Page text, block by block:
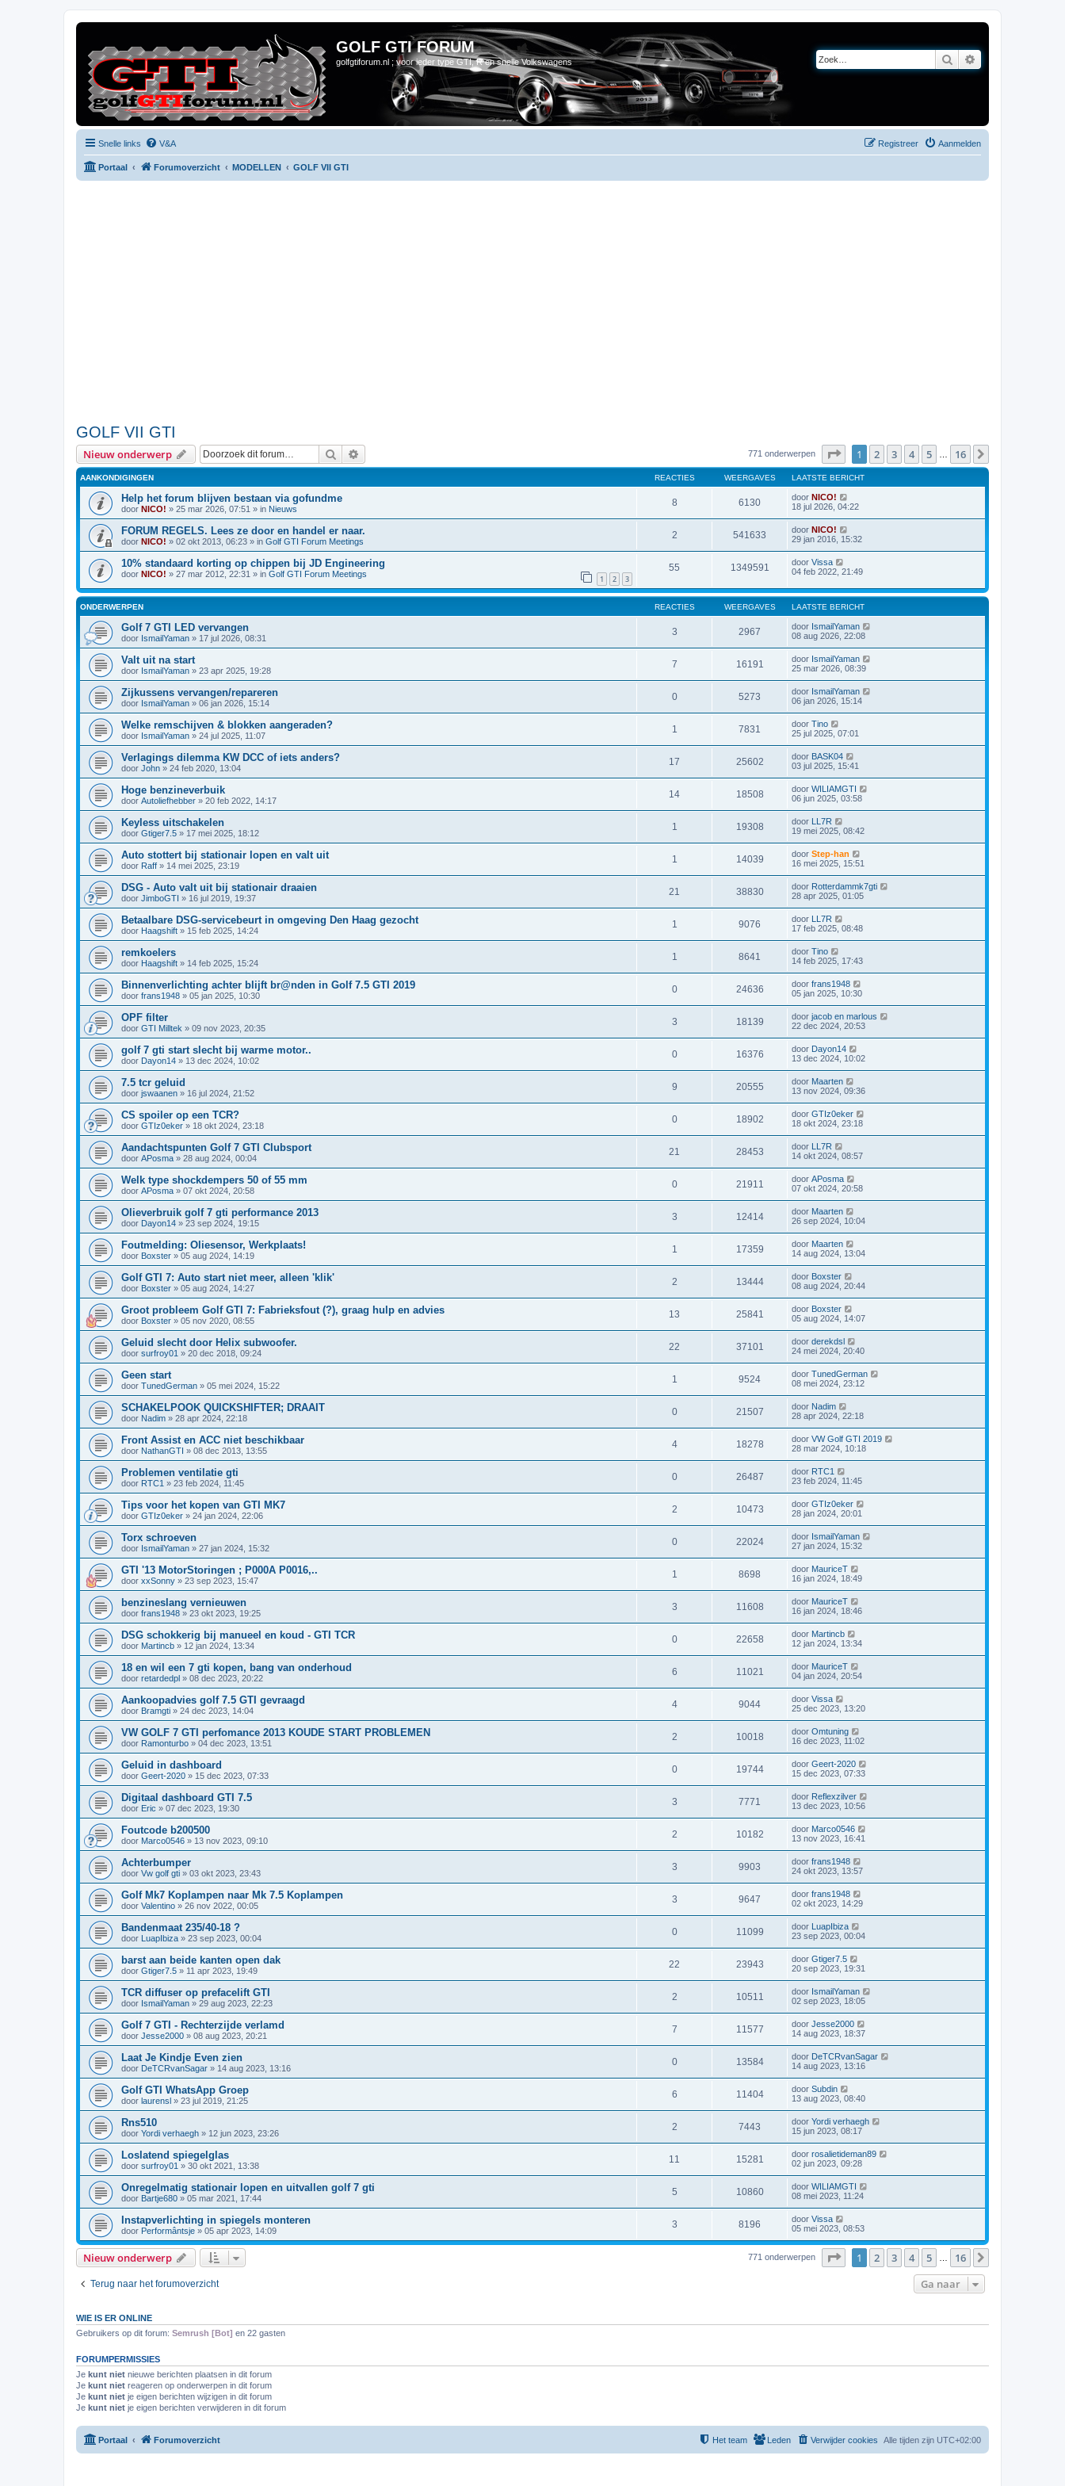
GOLF GTI FORUM
golfgtiforum.nl ; voor ieder type GTI, R en snelle Volkswagens Zoek
Snelle links V&A Aanmelden
Registreer
Portaal Forumoverzicht MODELLEN GOLF VII GTI
GOLF VII GTI
Nieuw onderwerp Zoek 771 onderwerpen Pagina1 van 16
1 2 3 4 5 16
AANKONDIGINGEN REACTIES WEERGAVES LAATSTE BERICHT
Help het forum blijven bestaan via gofundme
door NICO! » 25 mar 2026, 07:51 » in Nieuws
8 6130 door NICO!
18 jul 2026, 04:22
FORUM REGELS. Lees ze door en handel er naar.
door NICO! » 02 okt 2013, 06:23 » in Golf GTI Forum Meetings
2 541633 door NICO!
29 jan 2016, 15:32
10% standaard korting op chippen bij JD Engineering
door NICO! » 27 mar 2012, 22:31 » in Golf GTI Forum Meetings 1 2 3
55 1349591 door Vissa
04 feb 2022, 21:49
ONDERWERPEN REACTIES WEERGAVES LAATSTE BERICHT
Golf 7 GTI LED vervangen
door IsmailYaman » 17 jul 2026, 08:31
3 2967 door IsmailYaman
08 aug 2026, 22:08
Valt uit na start
door IsmailYaman » 23 apr 2025, 19:28
7 16191 door IsmailYaman
25 mar 2026, 08:39
Zijkussens vervangen/repareren
door IsmailYaman » 06 jan 2026, 15:14
0 5273 door IsmailYaman
06 jan 2026, 15:14
Welke remschijven & blokken aangeraden?
door IsmailYaman » 24 jul 2025, 11:07
1 7831 door Tino
25 jul 2025, 07:01
Verlagings dilemma KW DCC of iets anders?
door John » 24 feb 2020, 13:04
17 25602 door BASK04
03 jul 2025, 15:41
Hoge benzineverbuik
door Autoliefhebber » 20 feb 2022, 14:17
14 18508 door WILIAMGTI
06 jun 2025, 03:58
Keyless uitschakelen
door Gtiger7.5 » 17 mei 2025, 18:12
1 19308 door LL7R
19 mei 2025, 08:42
Auto stottert bij stationair lopen en valt uit
door Raff » 14 mei 2025, 23:19
1 14039 door Step-han
16 mei 2025, 15:51
DSG - Auto valt uit bij stationair draaien
door JimboGTI » 16 jul 2019, 19:37
21 38830 door Rotterdammk7gti
28 apr 2025, 01:05
Betaalbare DSG-servicebeurt in omgeving Den Haag gezocht
door Haagshift » 15 feb 2025, 14:24
1 9076 door LL7R
17 feb 2025, 08:48
remkoelers
door Haagshift » 14 feb 2025, 15:24
1 8641 door Tino
14 feb 2025, 17:43
Binnenverlichting achter blijft br@nden in Golf 7.5 GTI 2019
door frans1948 » 05 jan 2025, 10:30
0 24636 door frans1948
05 jan 2025, 10:30
OPF filter
door GTI Milltek » 09 nov 2023, 20:35
3 18139 door jacob en marlous
22 dec 2024, 20:53
golf 7 gti start slecht bij warme motor..
door Dayon14 » 13 dec 2024, 10:02
0 16376 door Dayon14
13 dec 2024, 10:02
7.5 tcr geluid
door jswaanen » 16 jul 2024, 21:52
9 20555 door Maarten
13 nov 2024, 09:36
CS spoiler op een TCR?
door GTIz0eker » 18 okt 2024, 23:18
0 18902 door GTIz0eker
18 okt 2024, 23:18
Aandachtspunten Golf 7 GTI Clubsport
door APosma » 28 aug 2024, 00:04
21 28453 door LL7R
14 okt 2024, 08:57
Welk type shockdempers 50 of 55 mm
door APosma » 07 okt 2024, 20:58
0 21911 door APosma
07 okt 2024, 20:58
Olieverbruik golf 7 gti performance 2013
door Dayon14 » 23 sep 2024, 19:15
3 12414 door Maarten
26 sep 2024, 10:04
Foutmelding: Oliesensor, Werkplaats!
door Boxster » 05 aug 2024, 14:19
1 17359 door Maarten
14 aug 2024, 13:04
Golf GTI 7: Auto start niet meer, alleen 'klik'
door Boxster » 05 aug 2024, 14:27
2 13444 door Boxster
08 aug 2024, 20:44
Groot probleem Golf GTI 7: Fabrieksfout (?), graag hulp en advies
door Boxster » 05 nov 2020, 08:55
13 25841 door Boxster
05 aug 2024, 14:07
Geluid slecht door Helix subwoofer.
door surfroy01 » 20 dec 2018, 09:24
22 37101 door derekdsl
24 mei 2024, 20:40
Geen start
door TunedGerman » 05 mei 2024, 15:22
1 9524 door TunedGerman
08 mei 2024, 23:12
SCHAKELPOOK QUICKSHIFTER; DRAAIT
door Nadim » 28 apr 2024, 22:18
0 21507 door Nadim
28 apr 2024, 22:18
Front Assist en ACC niet beschikbaar
door NathanGTI » 08 dec 2013, 13:55
4 18278 door VW Golf GTI 2019
28 mar 2024, 10:18
Problemen ventilatie gti
door RTC1 » 23 feb 2024, 11:45
0 26487 door RTC1
23 feb 2024, 11:45
Tips voor het kopen van GTI MK7
door GTIz0eker » 24 jan 2024, 22:06
2 10473 door GTIz0eker
28 jan 2024, 20:01
Torx schroeven
door IsmailYaman » 27 jan 2024, 15:32
0 22024 door IsmailYaman
27 jan 2024, 15:32
GTI '13 MotorStoringen ; P000A P0016,..
door xxSonny » 23 sep 2023, 15:47
1 8698 door MauriceT
16 jan 2024, 18:49
benzineslang vernieuwen
door frans1948 » 23 okt 2023, 19:25
3 11608 door MauriceT
16 jan 2024, 18:46
DSG schokkerig bij manueel en koud - GTI TCR
door Martincb » 12 jan 2024, 13:34
0 22658 door Martincb
12 jan 2024, 13:34
18 en wil een 7 gti kopen, bang van onderhoud
door retardedpl » 08 dec 2023, 20:22
6 11021 door MauriceT
04 jan 2024, 20:54
Aankoopadvies golf 7.5 GTI gevraagd
door Bramgti » 24 dec 2023, 14:04
4 9044 door Vissa
25 dec 2023, 13:20
VW GOLF 7 GTI perfomance 2013 KOUDE START PROBLEMEN
door Ramonturbo » 04 dec 2023, 13:51
2 10018 door Omtuning
16 dec 2023, 11:02
Geluid in dashboard
door Geert-2020 » 15 dec 2023, 07:33
0 19744 door Geert-2020
15 dec 2023, 07:33
Digitaal dashboard GTI 7.5
door Eric » 07 dec 2023, 19:30
3 7771 door Reflexzilver
13 dec 2023, 10:56
Foutcode b200500
door Marco0546 » 13 nov 2023, 09:10
2 10182 door Marco0546
13 nov 2023, 16:41
Achterbumper
door Vw golf gti » 03 okt 2023, 23:43
3 9903 door frans1948
24 okt 2023, 13:57
Golf Mk7 Koplampen naar Mk 7.5 Koplampen
door Valentino » 26 nov 2022, 00:05
3 9647 door frans1948
02 okt 2023, 14:29
Bandenmaat 235/40-18 ?
door LuapIbiza » 23 sep 2023, 00:04
0 11099 door LuapIbiza
23 sep 2023, 00:04
barst aan beide kanten open dak
door Gtiger7.5 » 11 apr 2023, 19:49
22 23943 door Gtiger7.5
20 sep 2023, 19:31
TCR diffuser op prefacelift GTI
door IsmailYaman » 29 aug 2023, 22:23
2 10511 door IsmailYaman
02 sep 2023, 18:05
Golf 7 GTI - Rechterzijde verlamd
door Jesse2000 » 08 aug 2023, 20:21
7 11577 door Jesse2000
14 aug 2023, 18:37
Laat Je Kindje Even zien
door DeTCRvanSagar » 14 aug 2023, 13:16
0 13584 door DeTCRvanSagar
14 aug 2023, 13:16
Golf GTI WhatsApp Groep
door laurensl » 23 jul 2019, 21:25
6 11404 door Subdin
13 aug 2023, 08:40
Rns510
door Yordi verhaegh » 12 jun 2023, 23:26
2 7443 door Yordi verhaegh
15 jun 2023, 08:17
Loslatend spiegelglas
door surfroy01 » 30 okt 2021, 13:38
11 15281 door rosalietideman89
02 jun 2023, 09:28
Onregelmatig stationair lopen en uitvallen golf 7 gti
door Bartje680 » 05 mar 2021, 17:44
5 10860 door WILIAMGTI
08 mei 2023, 11:24
Instapverlichting in spiegels monteren
door Performântsje » 05 apr 2023, 14:09
3 8196 door Vissa
05 mei 2023, 08:53
Nieuw onderwerp 771 onderwerpen Pagina1 van 16
1 2 3 4 5 16
Terug naar het forumoverzicht Ga naar
WIE IS ER ONLINE
Gebruikers op dit forum: Semrush [Bot] en 22 gasten
FORUMPERMISSIES
Je kunt niet nieuwe berichten plaatsen in dit forum
Je kunt niet reageren op onderwerpen in dit forum
Je kunt niet je eigen berichten wijzigen in dit forum
Je kunt niet je eigen berichten verwijderen in dit forum
Portaal Forumoverzicht Alle tijden zijn UTC+02:00
Verwijder cookies
Leden
Het team